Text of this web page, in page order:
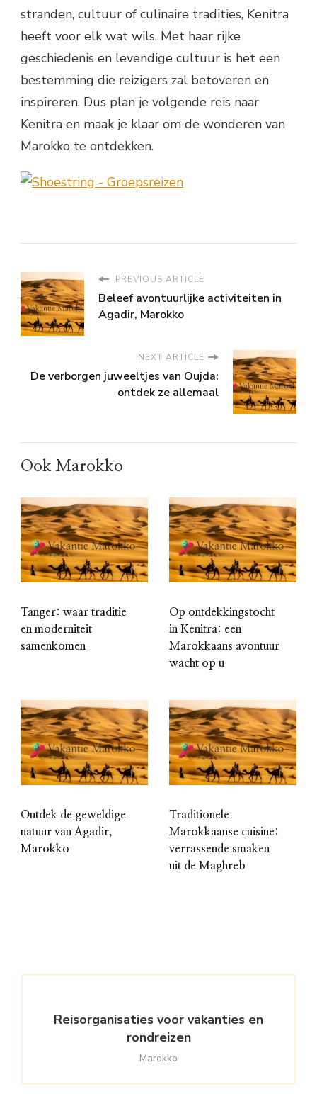
stranden, cultuur of culinaire tradities, Kenitra
heeft voor elk wat wils. Met haar rijke
geschiedenis en levendige cultuur is het een
bestemming die reizigers zal betoveren en
inspireren. Dus plan je volgende reis naar
Kenitra en maak je klaar om de wonderen van
Marokko te ontdekken.
PREVIOUS ARTICLE
Beleef avontuurlijke activiteiten in
Agadir, Marokko
NEXT ARTICLE
De verborgen juweeltjes van Oujda:
ontdek ze allemaal
Ook Marokko
Tanger: waar traditie
en moderniteit
samenkomen
Op ontdekkingstocht
in Kenitra: een
Marokkaans avontuur
wacht op u
Ontdek de geweldige
natuur van Agadir,
Marokko
Traditionele
Marokkaanse cuisine:
verrassende smaken
uit de Maghreb
Reisorganisaties voor vakanties en
rondreizen
Marokko